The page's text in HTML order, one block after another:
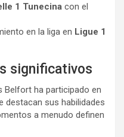
1 Tunecina con el
en la liga en Ligue 1
significativos
Belfort ha participado en
destacan sus habilidades
a menudo definen